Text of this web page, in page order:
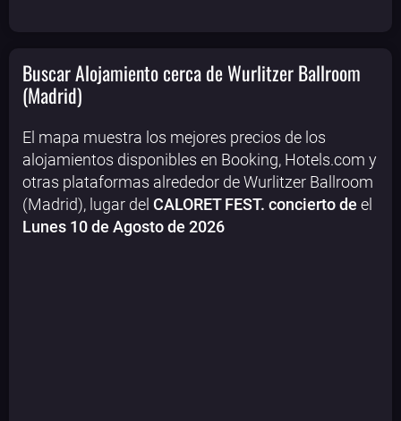
Buscar Alojamiento cerca de Wurlitzer Ballroom
(Madrid)
El mapa muestra los mejores precios de los
alojamientos disponibles en Booking, Hotels.com y
otras plataformas alrededor de Wurlitzer Ballroom
(Madrid), lugar del CALORET FEST. concierto de el
Lunes 10 de Agosto de 2026